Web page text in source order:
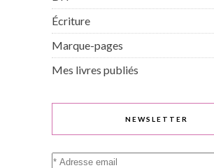
Écriture
Marque-pages
Mes livres publiés
NEWSLETTER